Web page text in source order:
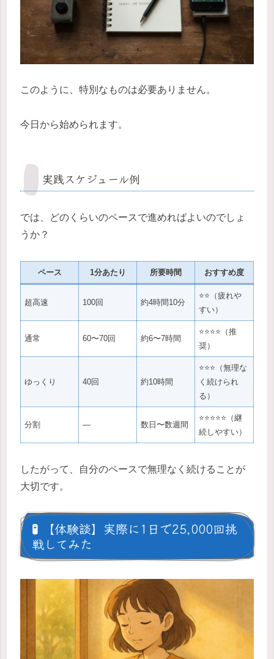
このように、特別なものは必要ありません。
今日から始められます。
実践スケジュール例
では、どのくらいのペースで進めればよいのでしょ
うか？
ペース 1分あたり 所要時間 おすすめ度
超高速 100回 約4時間10分
⭐⭐（疲れや
すい）
通常 60〜70回 約6〜7時間
⭐⭐⭐⭐（推
奨）
ゆっくり 40回 約10時間
⭐⭐⭐（無理な
く続けられ
る）
分割 — 数日〜数週間
⭐⭐⭐⭐⭐（継
続しやすい）
したがって、自分のペースで無理なく続けることが
大切です。
🧪 【体験談】実際に1日で25,000回挑
戦してみた